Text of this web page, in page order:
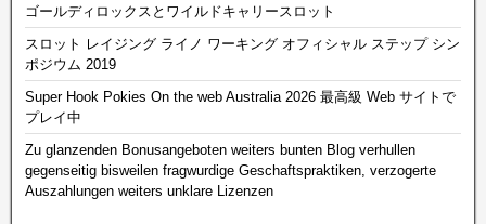
ゴールディロックスとワイルドキャリースロット
スロット レイジング ライノ ワーキング オフィシャル ステップ シン
ポジウム 2019
Super Hook Pokies On the web Australia 2026 最高級 Web サイトで
プレイ中
Zu glanzenden Bonusangeboten weiters bunten Blog verhullen
gegenseitig bisweilen fragwurdige Geschaftspraktiken, verzogerte
Auszahlungen weiters unklare Lizenzen